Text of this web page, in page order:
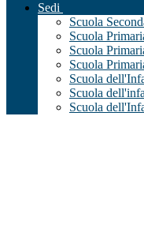
Sedi
Scuola
Scuola
Scuola
Scuola
Scuola
Scuola
Scuola